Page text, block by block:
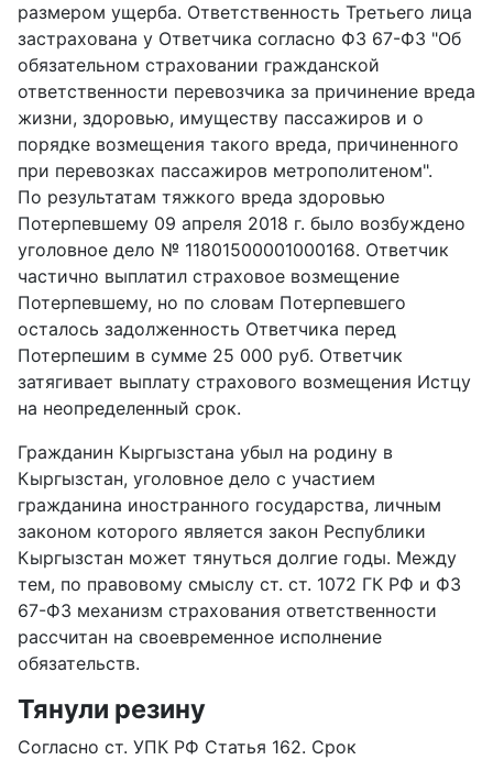
размером ущерба. Ответственность Третьего лица
застрахована у Ответчика согласно ФЗ 67-ФЗ "Об
обязательном страховании гражданской
ответственности перевозчика за причинение вреда
жизни, здоровью, имуществу пассажиров и о
порядке возмещения такого вреда, причиненного
при перевозках пассажиров метрополитеном".
По результатам тяжкого вреда здоровью
Потерпевшему 09 апреля 2018 г. было возбуждено
уголовное дело № 11801500001000168. Ответчик
частично выплатил страховое возмещение
Потерпевшему, но по словам Потерпевшего
осталось задолженность Ответчика перед
Потерпешим в сумме 25 000 руб. Ответчик
затягивает выплату страхового возмещения Истцу
на неопределенный срок.
Гражданин Кыргызстана убыл на родину в
Кыргызстан, уголовное дело с участием
гражданина иностранного государства, личным
законом которого является закон Республики
Кыргызстан может тянуться долгие годы. Между
тем, по правовому смыслу ст. ст. 1072 ГК РФ и ФЗ
67-ФЗ механизм страхования ответственности
рассчитан на своевременное исполнение
обязательств.
Тянули резину
Согласно ст. УПК РФ Статья 162. Срок